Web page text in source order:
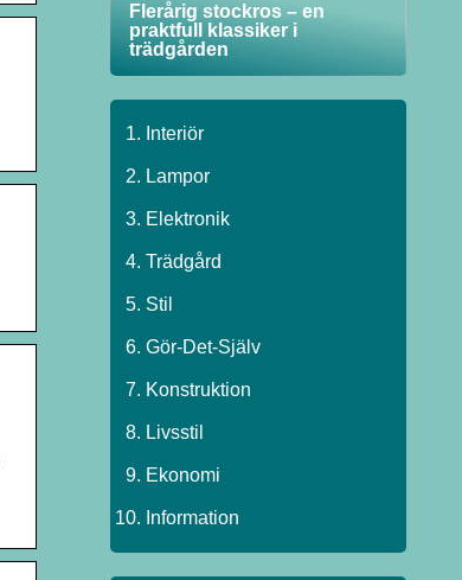
Flerårig stockros – en
praktfull klassiker i
trädgården
Interiör
Lampor
Elektronik
Trädgård
Stil
Gör-Det-Själv
Konstruktion
Livsstil
Ekonomi
Information